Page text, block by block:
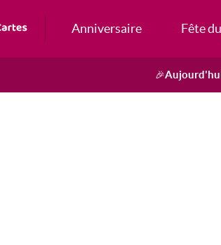
Anniversaire Fête
🎉